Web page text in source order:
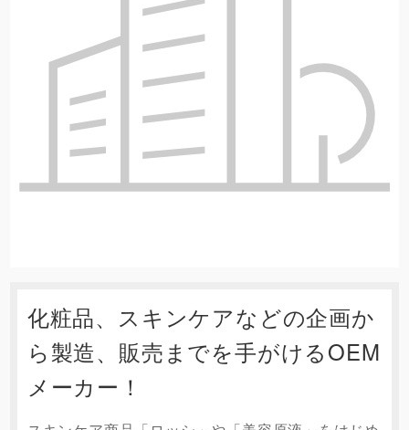
化粧品、スキンケアなどの企画か
ら製造、販売までを手がけるOEM
メーカー！